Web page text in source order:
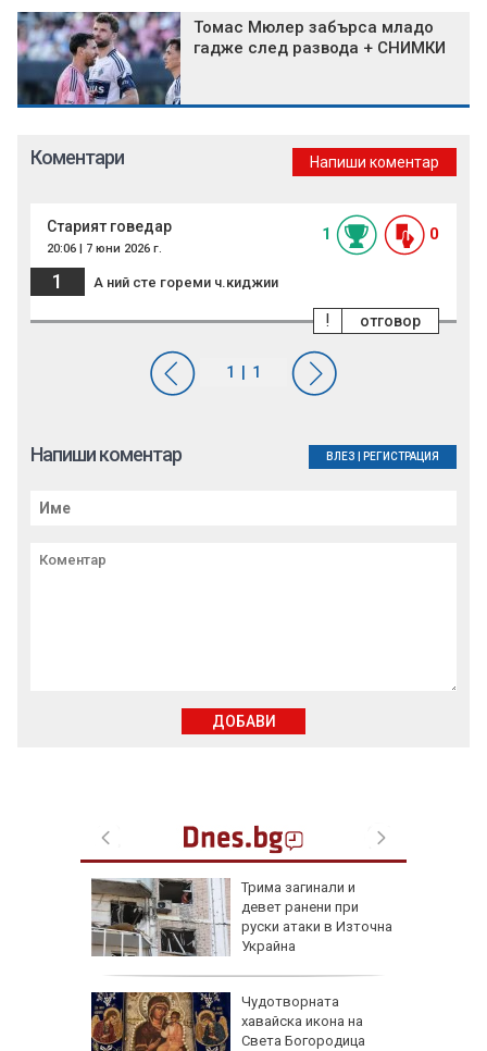
Томас Мюлер забърса младо
гадже след развода + СНИМКИ
Трима загинали и
девет ранени при
руски атаки в Източна
Украйна
Чудотворната
хавайска икона на
Света Богородица
Коментари Напиши коментар
Старият говедар
20:06 | 7 юни 2026 г.
1 0
1 А ний сте гореми ч.киджии
отговор
!
Напиши коментар ВЛЕЗ РЕГИСТРАЦИЯ
ДОБАВИ